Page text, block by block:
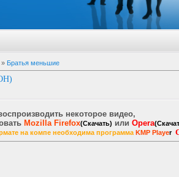
» Братья меньшие
некоторое видео,
Mozilla Firefox(Скачать) или Opera
на компе необходима программаKMP Player